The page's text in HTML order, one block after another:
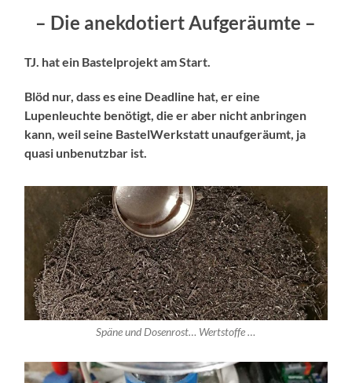
– Die anekdotiert Aufgeräumte –
TJ. hat ein Bastelprojekt am Start.
Blöd nur, dass es eine Deadline hat, er eine
Lupenleuchte benötigt, die er aber nicht anbringen
kann, weil seine BastelWerkstatt unaufgeräumt, ja
quasi unbenutzbar ist.
Späne und Dosenrost… Wertstoffe …